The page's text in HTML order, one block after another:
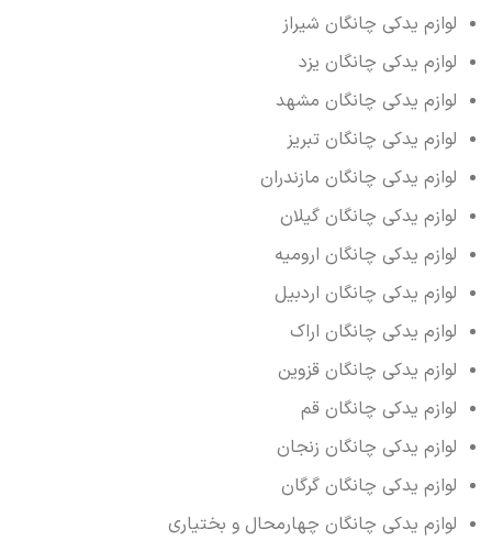
لوازم یدکی چانگان شیراز
لوازم یدکی چانگان یزد
لوازم یدکی چانگان مشهد
لوازم یدکی چانگان تبریز
لوازم یدکی چانگان مازندران
لوازم یدکی چانگان گیلان
لوازم یدکی چانگان ارومیه
لوازم یدکی چانگان اردبیل
لوازم یدکی چانگان اراک
لوازم یدکی چانگان قزوین
لوازم یدکی چانگان قم
لوازم یدکی چانگان زنجان
لوازم یدکی چانگان گرگان
لوازم یدکی چانگان چهارمحال و بختیاری